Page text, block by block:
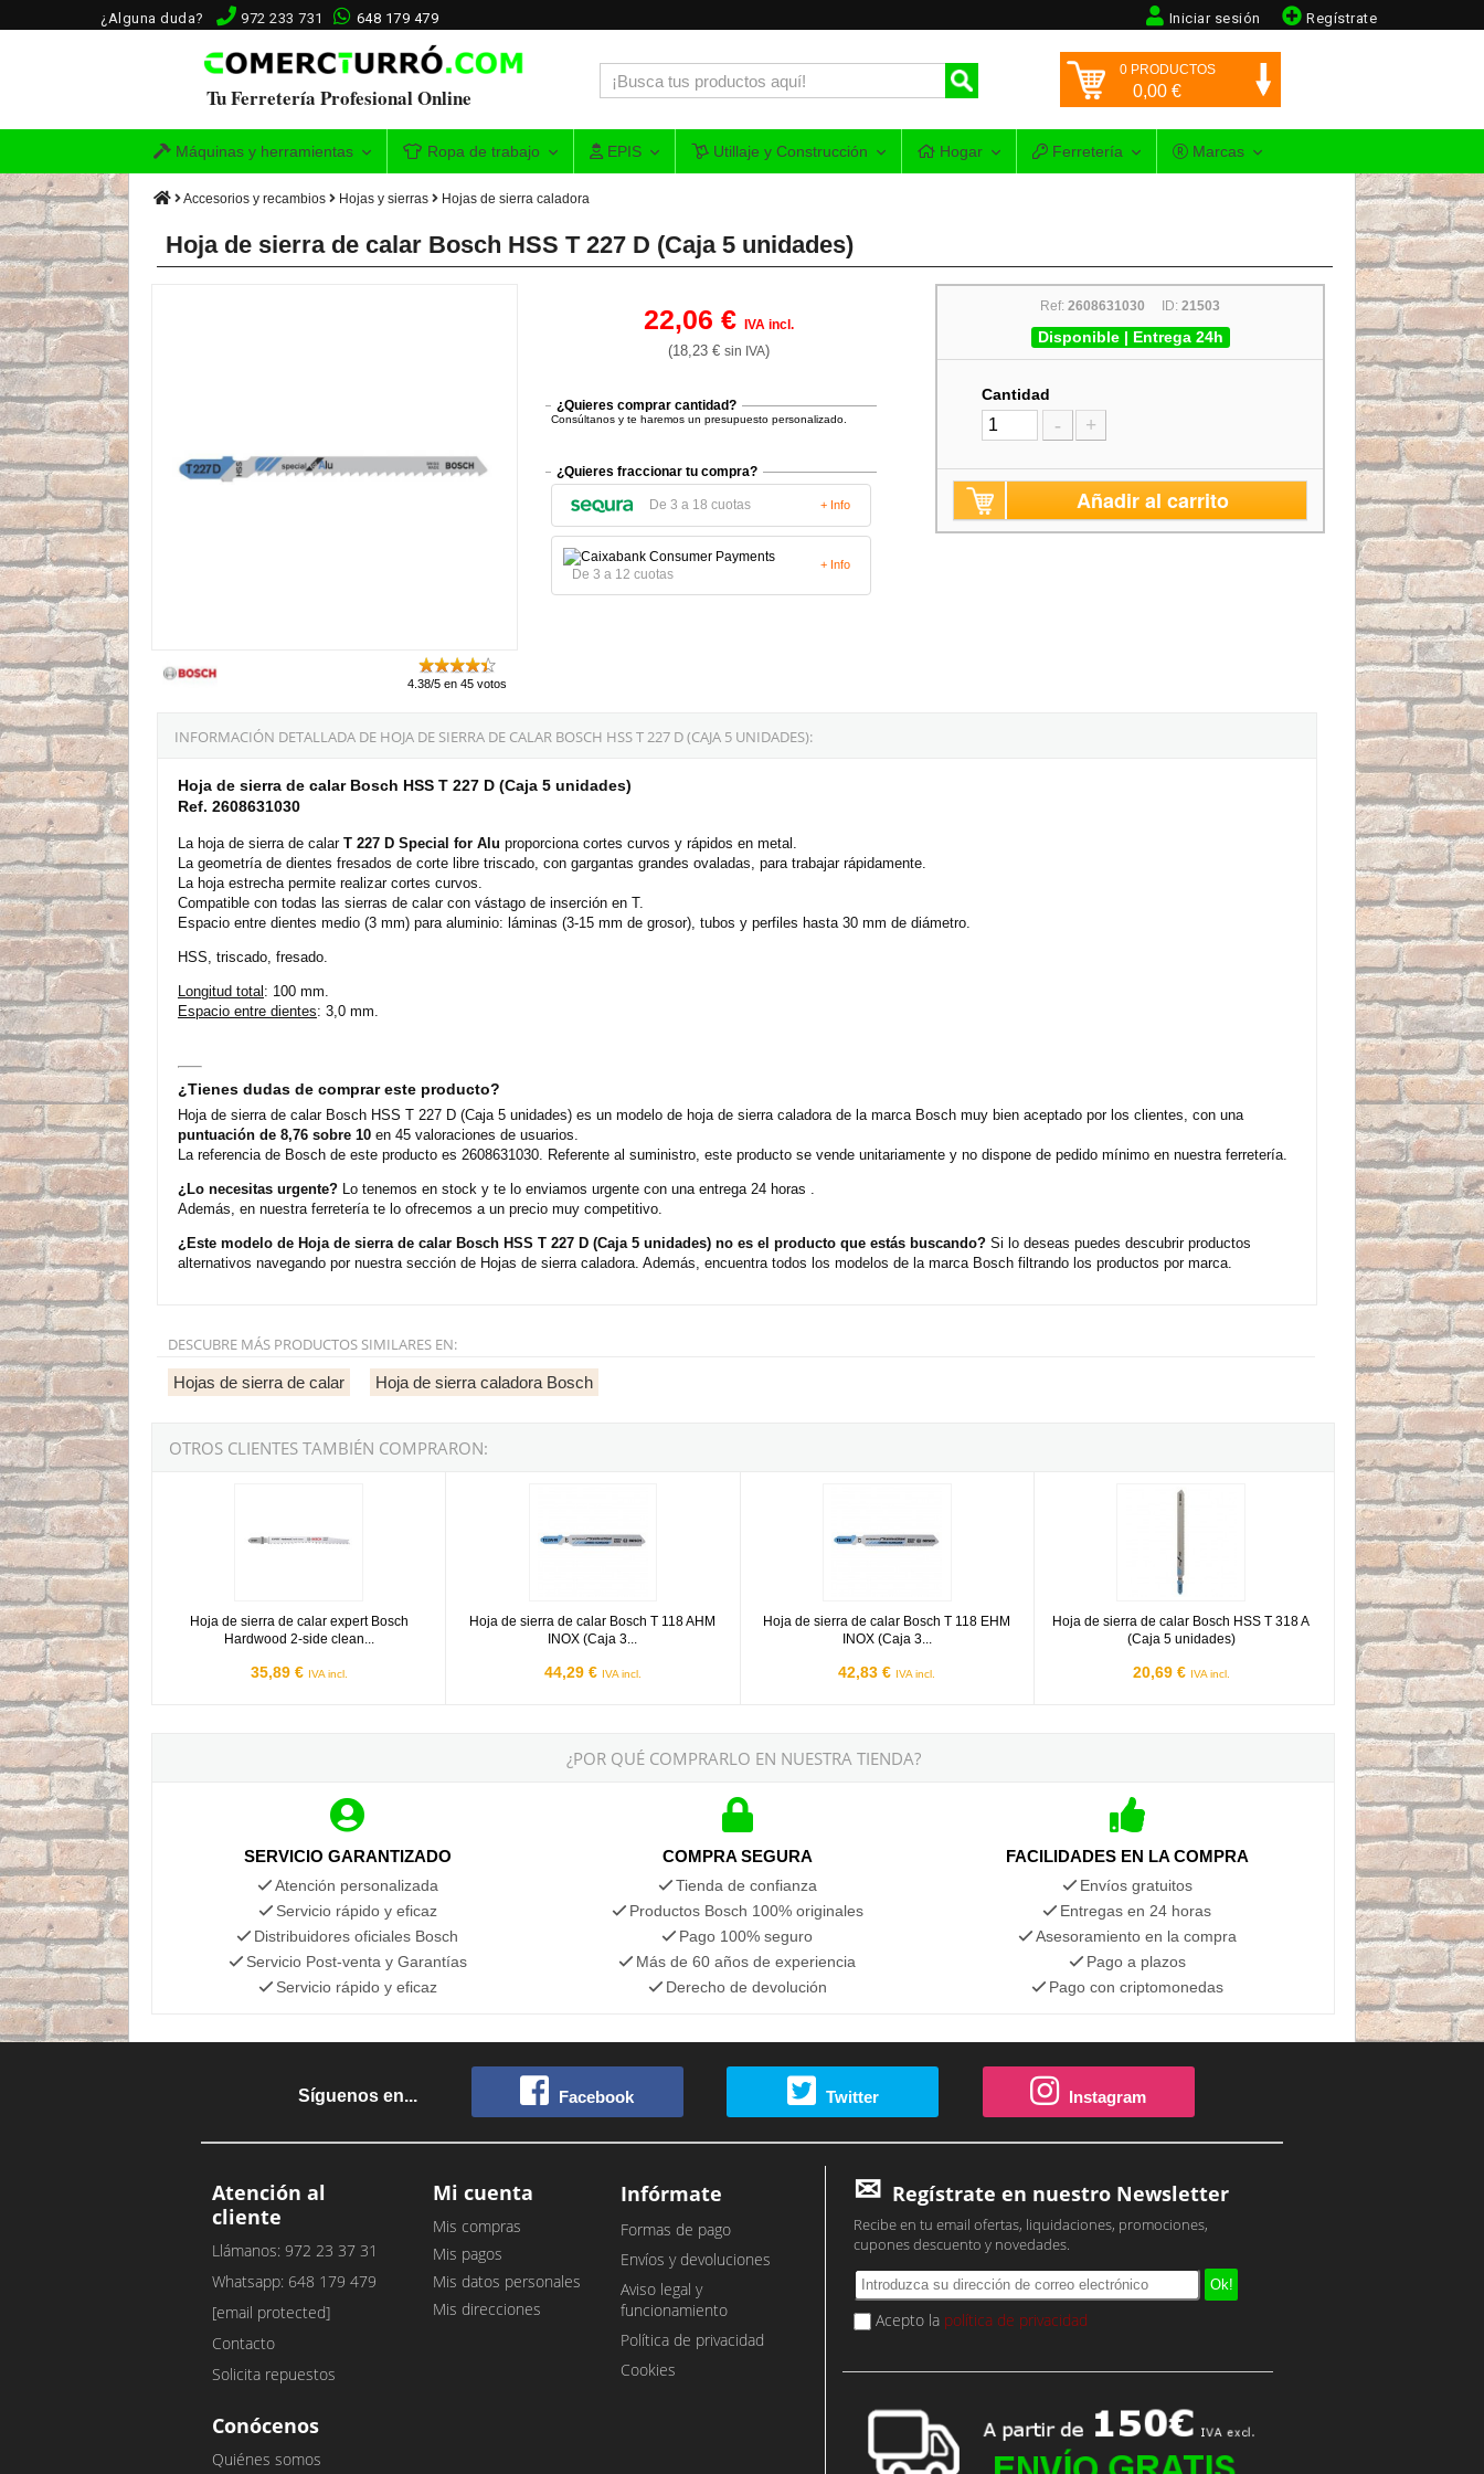
¿Alguna duda? 972 233 731 648 179 479 Regístrate
Iniciar sesión
Tu Ferretería Profesional Online
0 PRODUCTOS
0,00 €
Máquinas y herramientas Ropa de trabajo EPIS Utillaje y Construcción Hogar Ferretería Marcas
Accesorios y recambios Hojas y sierras Hojas de sierra caladora
Hoja de sierra de calar Bosch HSS T 227 D (Caja 5 unidades)
4.38/5 en 45 votos
22,06 €IVA incl.
(18,23 €sin IVA)
¿Quieres comprar cantidad?
Consúltanos y te haremos un presupuesto personalizado.
¿Quieres fraccionar tu compra?
De 3 a 18 cuotas + Info
De 3 a 12 cuotas
+ Info
Ref:2608631030 ID:21503
Disponible | Entrega 24h
Cantidad
- +
Añadir al carrito
INFORMACIÓN DETALLADA DE HOJA DE SIERRA DE CALAR BOSCH HSS T 227 D (CAJA 5 UNIDADES):
Hoja de sierra de calar Bosch HSS T 227 D (Caja 5 unidades)
Ref. 2608631030
La hoja de sierra de calar T 227 D Special for Alu proporciona cortes curvos y rápidos en metal.
La geometría de dientes fresados de corte libre triscado, con gargantas grandes ovaladas, para trabajar rápidamente.
La hoja estrecha permite realizar cortes curvos.
Compatible con todas las sierras de calar con vástago de inserción en T.
Espacio entre dientes medio (3 mm) para aluminio: láminas (3-15 mm de grosor), tubos y perfiles hasta 30 mm de diámetro.
HSS, triscado, fresado.
Longitud total: 100 mm.
Espacio entre dientes: 3,0 mm.
¿Tienes dudas de comprar este producto?
Hoja de sierra de calar Bosch HSS T 227 D (Caja 5 unidades) es un modelo de hoja de sierra caladora de la marca Bosch muy bien aceptado por los clientes, con una
puntuación de 8,76 sobre 10 en 45 valoraciones de usuarios.
La referencia de Bosch de este producto es 2608631030. Referente al suministro, este producto se vende unitariamente y no dispone de pedido mínimo en nuestra ferretería.
¿Lo necesitas urgente? Lo tenemos en stock y te lo enviamos urgente con una entrega 24 horas .
Además, en nuestra ferretería te lo ofrecemos a un precio muy competitivo.
¿Este modelo de Hoja de sierra de calar Bosch HSS T 227 D (Caja 5 unidades) no es el producto que estás buscando? Si lo deseas puedes descubrir productos
alternativos navegando por nuestra sección de Hojas de sierra caladora. Además, encuentra todos los modelos de la marca Bosch filtrando los productos por marca.
DESCUBRE MÁS PRODUCTOS SIMILARES EN:
Hojas de sierra de calar Hoja de sierra caladora Bosch
OTROS CLIENTES TAMBIÉN COMPRARON:
Hoja de sierra de calar expert Bosch
Hardwood 2-side clean...
35,89 € IVA incl.
Hoja de sierra de calar Bosch T 118 AHM
INOX (Caja 3...
44,29 € IVA incl.
Hoja de sierra de calar Bosch T 118 EHM
INOX (Caja 3...
42,83 € IVA incl.
Hoja de sierra de calar Bosch HSS T 318 A
(Caja 5 unidades)
20,69 € IVA incl.
Hoja de sierra de calar Bosch HSS T 318 A (Caja 5 unidades)
¿POR QUÉ COMPRARLO EN NUESTRA TIENDA?
SERVICIO GARANTIZADO
Atención personalizada
Servicio rápido y eficaz
Distribuidores oficiales Bosch
Servicio Post-venta y Garantías
Servicio rápido y eficaz
COMPRA SEGURA
Tienda de confianza
Productos Bosch 100% originales
Pago 100% seguro
Más de 60 años de experiencia
Derecho de devolución
FACILIDADES EN LA COMPRA
Envíos gratuitos
Entregas en 24 horas
Asesoramiento en la compra
Pago a plazos
Pago con criptomonedas
Síguenos en... Facebook Twitter Instagram
Atención al
cliente
Llámanos: 972 23 37 31
Whatsapp: 648 179 479
[email protected]
Contacto
Solicita repuestos
Conócenos
Quiénes somos
Mi cuenta
Mis compras
Mis pagos
Mis datos personales
Mis direcciones
Infórmate
Formas de pago
Envíos y devoluciones
Aviso legal y
funcionamiento
Política de privacidad
Cookies
Regístrate en nuestro Newsletter
Recibe en tu email ofertas, liquidaciones, promociones,
cupones descuento y novedades.
Acepto la política de privacidad